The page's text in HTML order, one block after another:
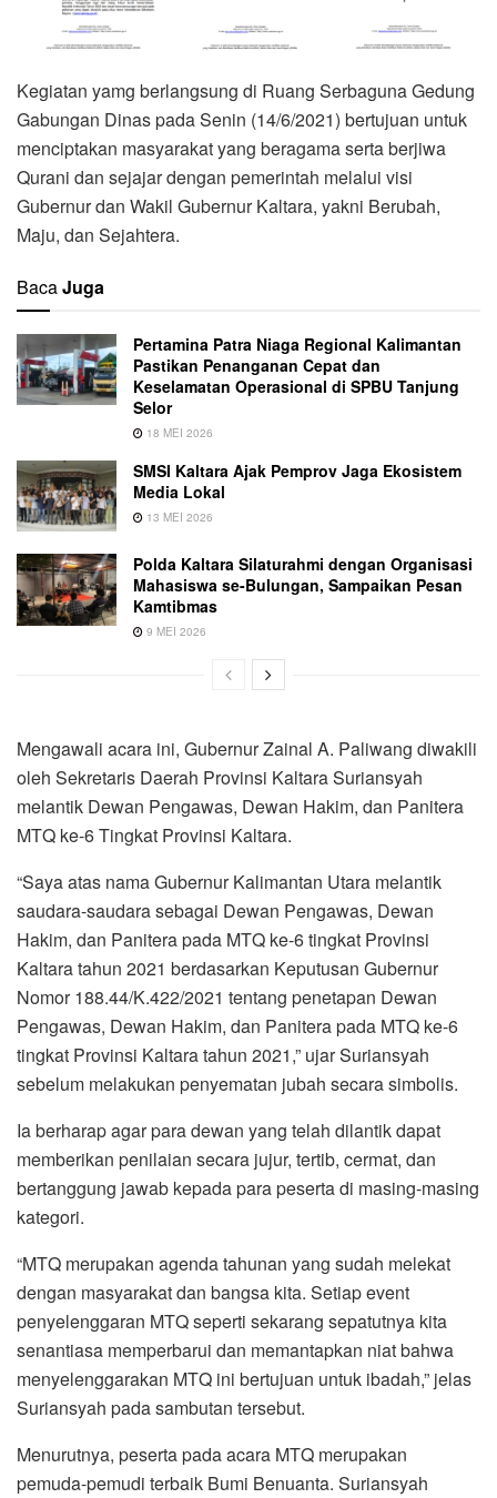
Kegiatan yamg berlangsung di Ruang Serbaguna Gedung
Gabungan Dinas pada Senin (14/6/2021) bertujuan untuk
menciptakan masyarakat yang beragama serta berjiwa
Qurani dan sejajar dengan pemerintah melalui visi
Gubernur dan Wakil Gubernur Kaltara, yakni Berubah,
Maju, dan Sejahtera.
BacaJuga
Pertamina Patra Niaga Regional Kalimantan
Pastikan Penanganan Cepat dan
Keselamatan Operasional di SPBU Tanjung
Selor
18 MEI 2026
SMSI Kaltara Ajak Pemprov Jaga Ekosistem
Media Lokal
13 MEI 2026
Polda Kaltara Silaturahmi dengan Organisasi
Mahasiswa se-Bulungan, Sampaikan Pesan
Kamtibmas
9 MEI 2026
Mengawali acara ini, Gubernur Zainal A. Paliwang diwakili
oleh Sekretaris Daerah Provinsi Kaltara Suriansyah
melantik Dewan Pengawas, Dewan Hakim, dan Panitera
MTQ ke-6 Tingkat Provinsi Kaltara.
“Saya atas nama Gubernur Kalimantan Utara melantik
saudara-saudara sebagai Dewan Pengawas, Dewan
Hakim, dan Panitera pada MTQ ke-6 tingkat Provinsi
Kaltara tahun 2021 berdasarkan Keputusan Gubernur
Nomor 188.44/K.422/2021 tentang penetapan Dewan
Pengawas, Dewan Hakim, dan Panitera pada MTQ ke-6
tingkat Provinsi Kaltara tahun 2021,” ujar Suriansyah
sebelum melakukan penyematan jubah secara simbolis.
Ia berharap agar para dewan yang telah dilantik dapat
memberikan penilaian secara jujur, tertib, cermat, dan
bertanggung jawab kepada para peserta di masing-masing
kategori.
“MTQ merupakan agenda tahunan yang sudah melekat
dengan masyarakat dan bangsa kita. Setiap event
penyelenggaran MTQ seperti sekarang sepatutnya kita
senantiasa memperbarui dan memantapkan niat bahwa
menyelenggarakan MTQ ini bertujuan untuk ibadah,” jelas
Suriansyah pada sambutan tersebut.
Menurutnya, peserta pada acara MTQ merupakan
pemuda-pemudi terbaik Bumi Benuanta. Suriansyah